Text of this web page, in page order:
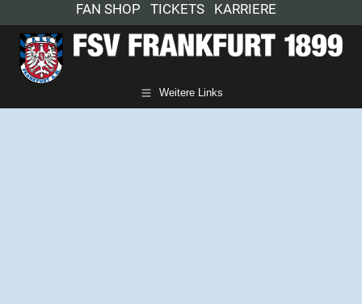
FAN SHOP TICKETS KARRIERE
Weitere Links